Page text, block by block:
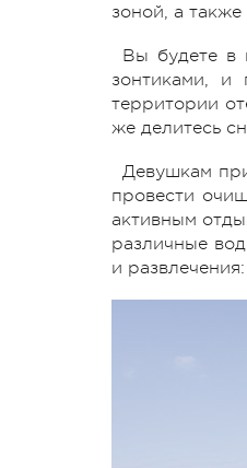
зоной, а
Вы будете в
зонтиками,
территории
же делитесь
Девушкам
провести
активным
различные
и